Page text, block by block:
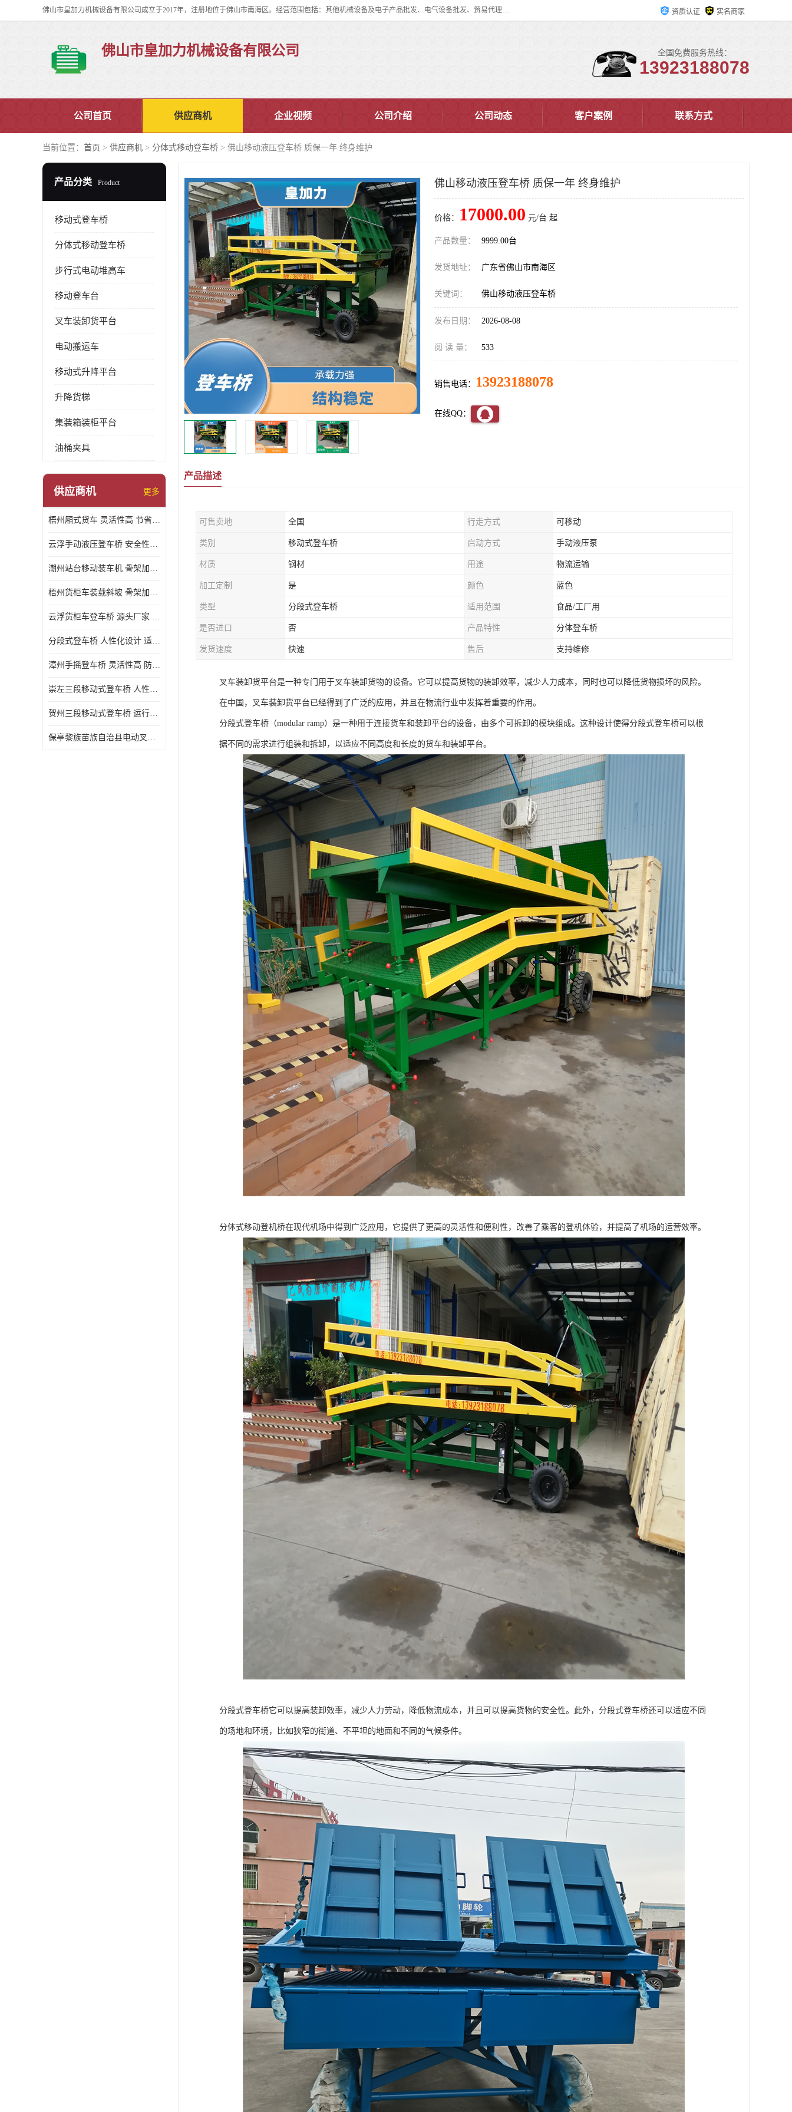
佛山市皇加力机械设备有限公司成立于2017年，注册地位于佛山市南海区。经营范围包括：其他机械设备及电子产品批发、电气设备批发、贸易代理、五金产品批发等；主要产品有：移动式登车桥、叉车装卸货平台、移动式升降机、升降货梯、油桶夹具、电动堆高车。 资质认证 实名商家
佛山市皇加力机械设备有限公司 全国免费服务热线：
13923188078
公司首页 供应商机 企业视频 公司介绍 公司动态 客户案例 联系方式
当前位置： 首页 > 供应商机 > 分体式移动登车桥 > 佛山移动液压登车桥 质保一年 终身维护
产品分类 Product
移动式登车桥
分体式移动登车桥
步行式电动堆高车
移动登车台
叉车装卸货平台
电动搬运车
移动式升降平台
升降货梯
集装箱装柜平台
油桶夹具
供应商机 更多
梧州厢式货车 灵活性高 节省空间
云浮手动液压登车桥 安全性较高 节省空间
潮州站台移动装车机 骨架加密 承载更强 皇加力机械设备厂
梧州货柜车装载斜坡 骨架加密 承载更强 皇加力机械设备厂
云浮货柜车登车桥 源头厂家 提高装卸作业效率
分段式登车桥 人性化设计 适用性广
漳州手摇登车桥 灵活性高 防滑性能好
崇左三段移动式登车桥 人性化设计 防滑性能好
贺州三段移动式登车桥 运行可靠 防滑性能好
保亭黎族苗族自治县电动叉车 性能稳定 运行平稳
佛山移动液压登车桥 质保一年 终身维护
价格： 17000.00 元/台 起
产品数量： 9999.00台
发货地址： 广东省佛山市南海区
关键词： 佛山移动液压登车桥
发布日期： 2026-08-08
阅 读 量： 533
销售电话： 13923188078
在线QQ：
产品描述
可售卖地 全国 行走方式 可移动
类别 移动式登车桥 启动方式 手动液压泵
材质 钢材 用途 物流运输
加工定制 是 颜色 蓝色
类型 分段式登车桥 适用范围 食品/工厂用
是否进口 否 产品特性 分体登车桥
发货速度 快速 售后 支持维修
叉车装卸货平台是一种专门用于叉车装卸货物的设备。它可以提高货物的装卸效率，减少人力成本，同时也可以降低货物损坏的风险。
在中国，叉车装卸货平台已经得到了广泛的应用，并且在物流行业中发挥着重要的作用。
分段式登车桥（modular ramp）是一种用于连接货车和装卸平台的设备，由多个可拆卸的模块组成。这种设计使得分段式登车桥可以根
据不同的需求进行组装和拆卸，以适应不同高度和长度的货车和装卸平台。
分体式移动登机桥在现代机场中得到广泛应用，它提供了更高的灵活性和便利性，改善了乘客的登机体验，并提高了机场的运营效率。
分段式登车桥它可以提高装卸效率，减少人力劳动，降低物流成本，并且可以提高货物的安全性。此外，分段式登车桥还可以适应不同
的场地和环境，比如狭窄的街道、不平坦的地面和不同的气候条件。